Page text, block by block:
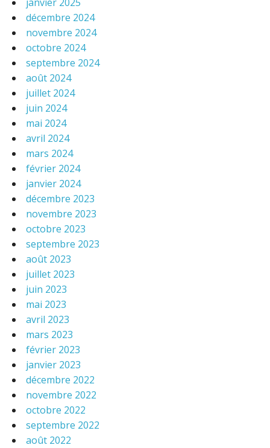
décembre 2024
novembre 2024
octobre 2024
septembre 2024
août 2024
juillet 2024
juin 2024
mai 2024
avril 2024
mars 2024
février 2024
janvier 2024
décembre 2023
novembre 2023
octobre 2023
septembre 2023
août 2023
juillet 2023
juin 2023
mai 2023
avril 2023
mars 2023
février 2023
janvier 2023
décembre 2022
novembre 2022
octobre 2022
septembre 2022
août 2022